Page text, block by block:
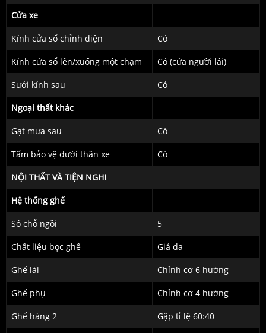
Cửa xe
Kính cửa sổ chỉnh điện Có
Kính cửa sổ lên/xuống một chạm Có (cửa người lái)
Sưởi kính sau Có
Ngoại thất khác
Gạt mưa sau Có
Tấm bảo vệ dưới thân xe Có
NỘI THẤT VÀ TIỆN NGHI
Hệ thống ghế
Số chỗ ngồi 5
Chất liệu bọc ghế Giả da
Ghế lái Chỉnh cơ 6 hướng
Ghế phụ Chỉnh cơ 4 hướng
Ghế hàng 2 Gập tỉ lệ 60:40